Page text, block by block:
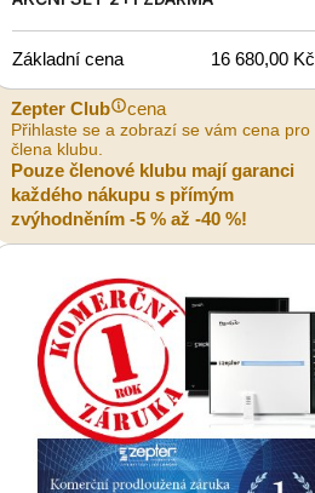
Základní cena 16 680,00 Kč
Zepter Club cena
Přihlaste se a zobrazí se vám cena pro
člena klubu.
Pouze členové klubu mají garanci
každého nákupu s přímým
zvýhodněním -5 % až -40 %!